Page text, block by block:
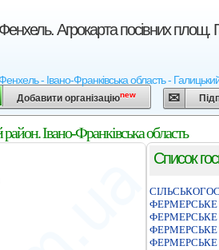
Фенхель. Агрокарта посівних площ.
- Івано-Франківська область -
Добавити організаціюnew
Івано-Франківська область
Список
ФЕРМЕРСЬКЕ